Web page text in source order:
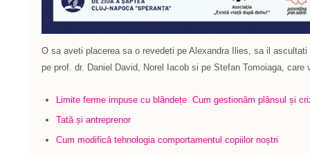
O sa aveti placerea sa o revedeti pe Alexandra Ilies, sa il
pe prof. dr. Daniel David, Norel Iacob si pe Stefan Tomoiaga, care
Limite ferme impuse cu blândețe. Cum gestionăm plânsul și
Tată și antreprenor
Cum modifică tehnologia comportamentul copiilor noștri